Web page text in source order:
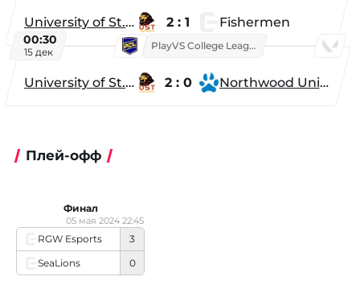
University of St. Thomas 2 : 1 Fishermen
00:30
15 дек
PlayVS College League 2025: Fall
University of St. Thomas 2 : 0 Northwood University
Плей-офф
RGW Esports
3
SeaLions
0
05 мая 2024 22:45
Финал